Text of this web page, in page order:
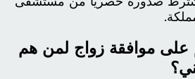
على موافقة زواج لمن هم